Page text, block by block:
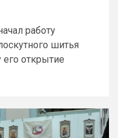
работу
шитья
открытие